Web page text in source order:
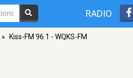
RADIO
» Kiss-FM 96.1 - WQKS-FM